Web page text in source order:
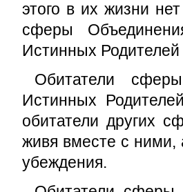
этого в их жизни
сферы
Истинных
Обитатели
Истинных
обитатели других
живя вместе с ними,
убеждения.